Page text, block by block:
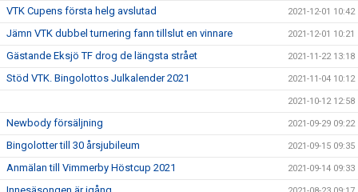
VTK Cupens första helg avslutad 2021-12-01 10:42
Jämn VTK dubbel turnering fann tillslut en vinnare 2021-12-01 10:21
Gästande Eksjö TF drog de längsta strået 2021-11-22 13:18
Stöd VTK. Bingolottos Julkalender 2021 2021-11-04 10:12
2021-10-12 12:58
Newbody försäljning 2021-09-29 09:22
Bingolotter till 30 årsjubileum 2021-09-15 09:35
Anmälan till Vimmerby Höstcup 2021 2021-09-14 09:33